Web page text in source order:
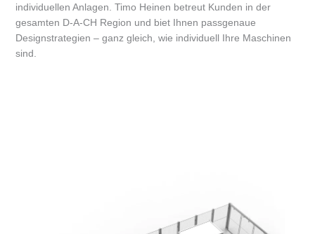
individuellen Anlagen. Timo Heinen betreut Kunden in der
gesamten D-A-CH Region und biet Ihnen passgenaue
Designstrategien – ganz gleich, wie individuell Ihre Maschinen
sind.